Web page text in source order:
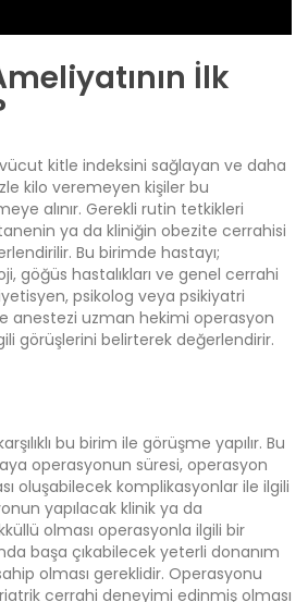
İlk
kitle indeksini sağlayan ve daha
kilo veremeyen kişiler bu
alınır. Gerekli rutin tetkikleri
ya da kliniğin obezite cerrahisi
Bu birimde hastayı;
göğüs hastalıkları ve genel cerrahi
psikolog veya psikiyatri
anestezi uzman hekimi operasyon
görüşlerini belirterek değerlendirir.
bu birim ile görüşme yapılır. Bu
operasyonun süresi, operasyon
oluşabilecek komplikasyonlar ile ilgili
yapılacak klinik ya da
olması operasyonla ilgili bir
başa çıkabilecek yeterli donanım
olması gereklidir. Operasyonu
cerrahi deneyimi edinmiş olması